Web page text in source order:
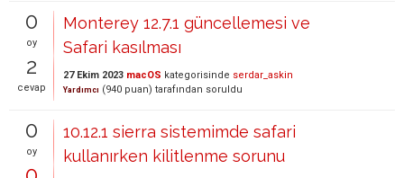
0
oy
2
cevap
Monterey 12.7.1 güncellemesi ve
Safari kasılması
27 Ekim 2023 macOS kategorisinde serdar_askin
Yardımcı (940 puan) tarafından soruldu
0
oy
10.12.1 sierra sistemimde safari
kullanırken kilitlenme sorunu